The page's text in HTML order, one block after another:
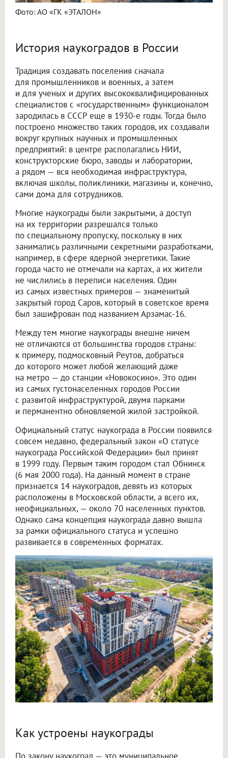
Фото: АО «ГК «ЭТАЛОН»
История наукоградов в России
Традиция создавать поселения сначала
для промышленников и военных, а затем
и для ученых и других высококвалифицированных
специалистов с «государственным» функционалом
зародилась в СССР еще в 1930-е годы. Тогда было
построено множество таких городов, их создавали
вокруг крупных научных и промышленных
предприятий: в центре располагались НИИ,
конструкторские бюро, заводы и лаборатории,
а рядом — вся необходимая инфраструктура,
включая школы, поликлиники, магазины и, конечно,
сами дома для сотрудников.
Многие наукограды были закрытыми, а доступ
на их территории разрешался только
по специальному пропуску, поскольку в них
занимались различными секретными разработками,
например, в сфере ядерной энергетики. Такие
города часто не отмечали на картах, а их жители
не числились в переписи населения. Один
из самых известных примеров — знаменитый
закрытый город Саров, который в советское время
был зашифрован под названием Арзамас-16.
Между тем многие наукограды внешне ничем
не отличаются от большинства городов страны:
к примеру, подмосковный Реутов, добраться
до которого может любой желающий даже
на метро — до станции «Новокосино». Это один
из самых густонаселенных городов России
с развитой инфраструктурой, двумя парками
и перманентно обновляемой жилой застройкой.
Официальный статус наукограда в России появился
совсем недавно, федеральный закон «О статусе
наукограда Российской Федерации» был принят
в 1999 году. Первым таким городом стал Обнинск
(6 мая 2000 года). На данный момент в стране
признается 14 наукоградов, девять из которых
расположены в Московской области, а всего их,
неофициальных, — около 70 населенных пунктов.
Однако сама концепция наукограда давно вышла
за рамки официального статуса и успешно
развивается в современных форматах.
Как устроены наукограды